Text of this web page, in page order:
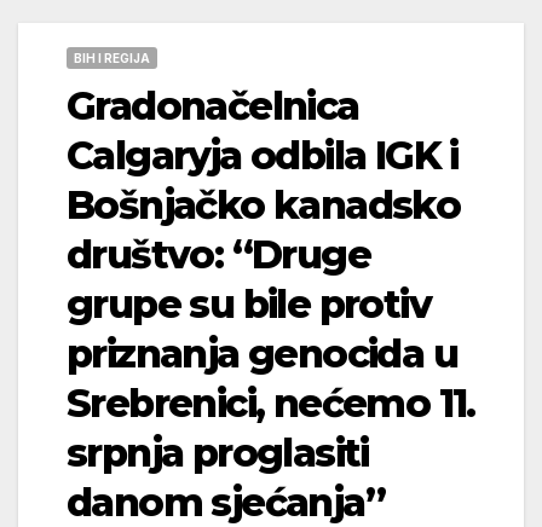
BIH I REGIJA
Gradonačelnica
Calgaryja odbila IGK i
Bošnjačko kanadsko
društvo: “Druge
grupe su bile protiv
priznanja genocida u
Srebrenici, nećemo 11.
srpnja proglasiti
danom sjećanja”